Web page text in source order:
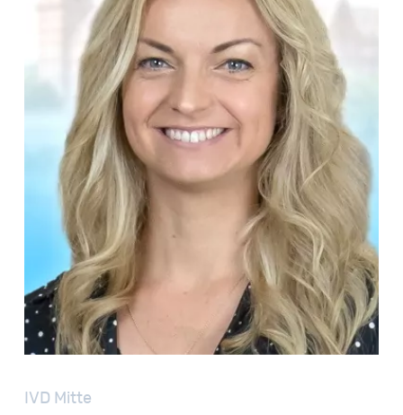
IVD Mitte